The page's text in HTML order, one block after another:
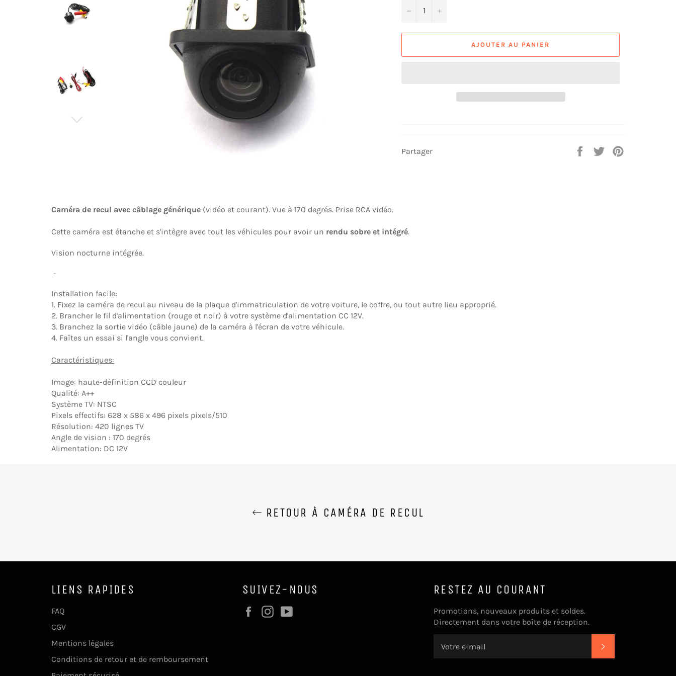
− +
AJOUTER AU PANIER
Partager
PartagerTweeter
Caméra de recul avec câblage générique (vidéo et courant). Vue à 170 degrés. Prise RCA vidéo.
Cette caméra est étanche et s'intègre avec tout les véhicules pour avoir un rendu sobre et intégré.
Vision nocturne intégrée.
-
Installation facile:
1. Fixez la caméra de recul au niveau de la plaque d'immatriculation de votre voiture, le coffre, ou tout autre lieu approprié.
2. Brancher le fil d'alimentation (rouge et noir) à votre système d'alimentation CC 12V.
3. Branchez la sortie vidéo (câble jaune) de la caméra à l'écran de votre véhicule.
4. Faîtes un essai si l'angle vous convient.
Caractéristiques:
Image: haute-définition CCD couleur
Qualité: A++
Système TV: NTSC
Pixels effectifs: 628 x 586 x 496 pixels pixels/510
Résolution: 420 lignes TV
Angle de vision : 170 degrés
Alimentation: DC 12V
RETOUR À CAMÉRA DE RECUL
LIENS RAPIDES
FAQ
CGV
Mentions légales
Conditions de retour et de remboursement
SUIVEZ-NOUS
FacebookInstagram
RESTEZ AU COURANT
Promotions, nouveaux produits et soldes.
Directement dans votre boîte de réception.